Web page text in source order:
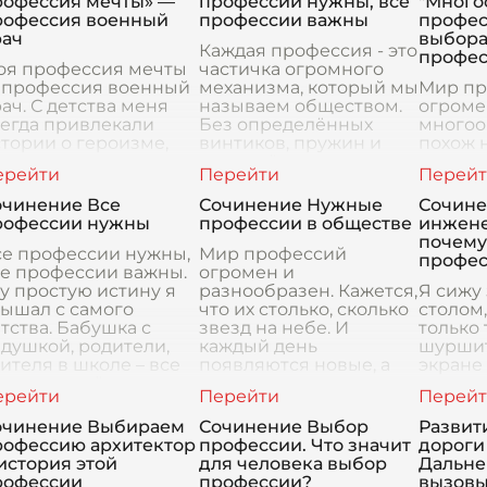
военный
профессия мечты
военный
С детства меня
привлекали
о героизме,
Мой дедушка
военным, и его
о службе, о
профессии важны
Каждая профессия - это
частичка огромного
механизма, который мы
называем обществом.
Без определённых
винтиков, пружин и
механизм просто не
сможет
функционировать. П
Мир
похож
Все
нужны
профессии нужны,
профессии важны.
простую истину я
с самого
Бабушка с
родители,
в школе – все
И сначала
Сочинение Нужные
профессии в обществе
Мир профессий
огромен и
разнообразен. Кажется,
что их столько, сколько
звезд на небе. И
каждый день
появляются новые, а
приспосабливаясь к
современным
технологиям
Я сижу
только
И хотя
не
думаю
Выбираем
архитектор
этой
Сочинение Выбор
профессии. Что значит
для человека выбор
профессии?